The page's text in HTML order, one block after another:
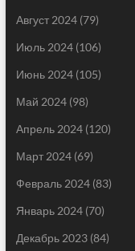
Август 2024(79)
Июль 2024(106)
Июнь 2024(105)
Май 2024(98)
Апрель 2024(120)
Март 2024(69)
Февраль 2024(83)
Январь 2024(70)
Декабрь 2023(84)